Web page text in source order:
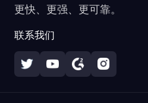
更快、更强、更可靠。
联系我们